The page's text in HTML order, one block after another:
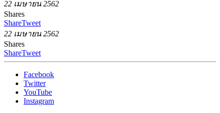
22 เมษายน 2562
Shares
ShareTweet
22 เมษายน 2562
Shares
ShareTweet
Facebook
Twitter
YouTube
Instagram